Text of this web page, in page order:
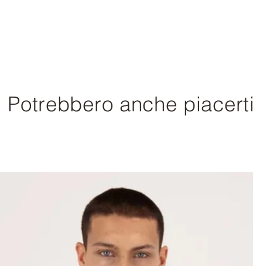
Potrebbero anche piacerti